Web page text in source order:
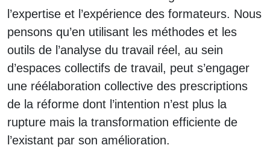
l’expertise et l’expérience des formateurs. Nous
pensons qu’en utilisant les méthodes et les
outils de l’analyse du travail réel, au sein
d’espaces collectifs de travail, peut s’engager
une réélaboration collective des prescriptions
de la réforme dont l’intention n’est plus la
rupture mais la transformation efficiente de
l’existant par son amélioration.